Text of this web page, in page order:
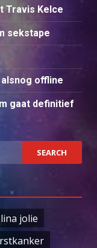
Travis Kelce
sekstape
offline
gaat definitief
jolie